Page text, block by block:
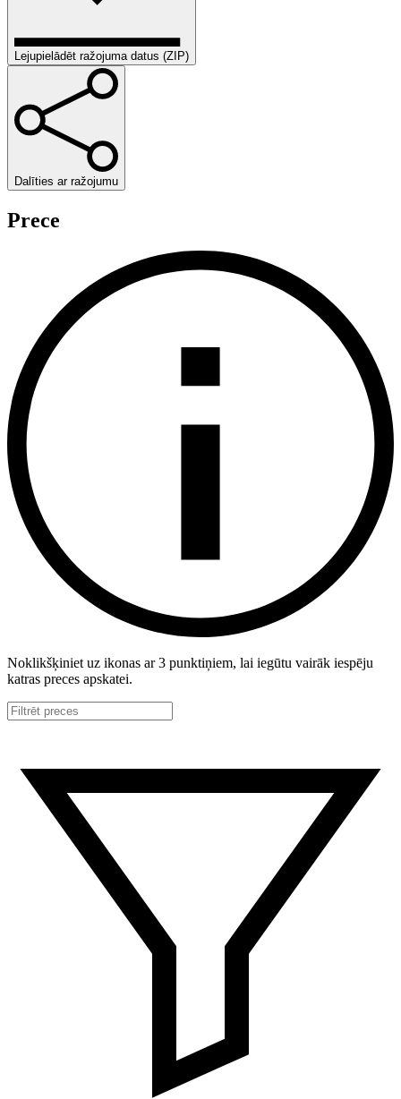
Lejupielādēt ražojuma datus (ZIP)
Dalīties ar ražojumu
Prece
Noklikšķiniet uz ikonas ar 3 punktiņiem, lai iegūtu vairāk iespēju
katras preces apskatei.